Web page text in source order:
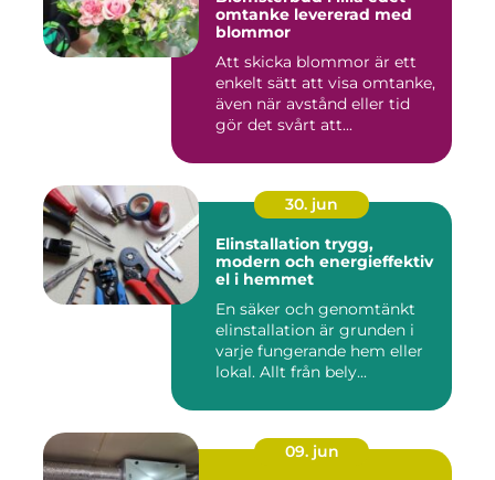
omtanke levererad med
blommor
Att skicka blommor är ett
enkelt sätt att visa omtanke,
även när avstånd eller tid
gör det svårt att...
30. jun
Elinstallation trygg,
modern och energieffektiv
el i hemmet
En säker och genomtänkt
elinstallation är grunden i
varje fungerande hem eller
lokal. Allt från bely...
09. jun